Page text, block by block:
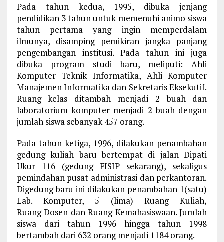
Pada tahun kedua, 1995, dibuka jenjang
pendidikan 3 tahun untuk memenuhi animo siswa
tahun pertama yang ingin memperdalam
ilmunya, disamping pemikiran jangka panjang
pengembangan institusi. Pada tahun ini juga
dibuka program studi baru, meliputi: Ahli
Komputer Teknik Informatika, Ahli Komputer
Manajemen Informatika dan Sekretaris Eksekutif.
Ruang kelas ditambah menjadi 2 buah dan
laboratorium komputer menjadi 2 buah dengan
jumlah siswa sebanyak 457 orang.
Pada tahun ketiga, 1996, dilakukan penambahan
gedung kuliah baru bertempat di jalan Dipati
Ukur 116 (gedung FISIP sekarang), sekaligus
pemindahan pusat administrasi dan perkantoran.
Digedung baru ini dilakukan penambahan 1(satu)
Lab. Komputer, 5 (lima) Ruang Kuliah,
Ruang Dosen dan Ruang Kemahasiswaan. Jumlah
siswa dari tahun 1996 hingga tahun 1998
bertambah dari 632 orang menjadi 1184 orang.